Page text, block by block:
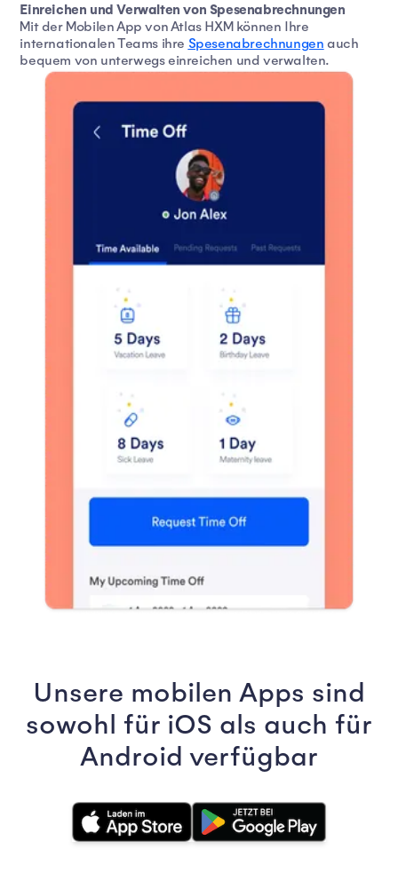
Einreichen und Verwalten von Spesenabrechnungen
Mit der Mobilen App von Atlas HXM können Ihre
internationalen Teams ihre Spesenabrechnungen auch
bequem von unterwegs einreichen und verwalten.
Unsere mobilen Apps sind sowohl für iOS als auch für Android
Unsere mobilen Apps sind
sowohl für iOS als auch für
Android verfügbar